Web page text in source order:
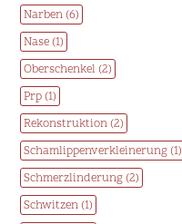
Narben (6)
Nase (1)
Oberschenkel (2)
Prp (1)
Rekonstruktion (2)
Schamlippenverkleinerung (1)
Schmerzlinderung (2)
Schwitzen (1)